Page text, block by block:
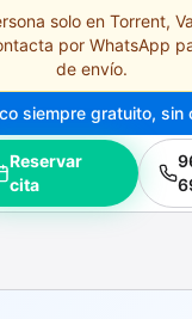
solo en Torrent,
por WhatsApp
de envío.
siempre gratuito, sin
Reservar
cita